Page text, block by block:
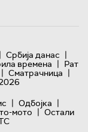
| Србија данас |
времена | Рат
| Сматрачница |
| Одбојка |
мото | Остали